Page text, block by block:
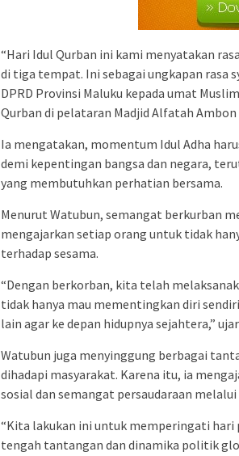
“Hari Idul Qurban ini kami menyatakan
di tiga tempat. Ini sebagai ungkapan rasa
DPRD Provinsi Maluku kepada umat
Qurban di pelataran Madjid Alfatah Ambon
Ia mengatakan, momentum Idul Adha
demi kepentingan bangsa dan negara,
yang membutuhkan perhatian bersama.
Menurut Watubun, semangat berkurban
mengajarkan setiap orang untuk tidak
terhadap sesama.
“Dengan berkorban, kita telah
tidak hanya mau mementingkan diri
lain agar ke depan hidupnya sejahtera,”
Watubun juga menyinggung berbagai
dihadapi masyarakat. Karena itu, ia
sosial dan semangat persaudaraan
“Kita lakukan ini untuk memperingati hari
tengah tantangan dan dinamika politik